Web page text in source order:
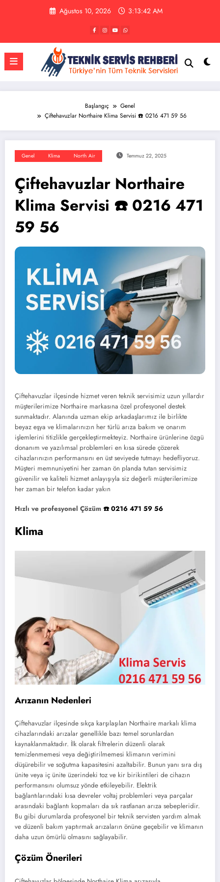
Ağustos 10, 2026 3:13:42 AM
Başlangıç
Genel
Çiftehavuzlar Northaire Klima Servisi ☎️ 0216 471 59 56
Genel Klima North Air Temmuz 22, 2025
Çiftehavuzlar Northaire
Klima Servisi ☎️ 0216 471
59 56
Çiftehavuzlar ilçesinde hizmet veren teknik servisimiz uzun yıllardır
müşterilerimize Northaire markasına özel profesyonel destek
sunmaktadır. Alanında uzman ekip arkadaşlarımız ile birlikte
beyaz eşya ve klimalarınızın her türlü arıza bakım ve onarım
işlemlerini titizlikle gerçekleştirmekteyiz. Northaire ürünlerine özgü
donanım ve yazılımsal problemleri en kısa sürede çözerek
cihazlarınızın performansını en üst seviyede tutmayı hedefliyoruz.
Müşteri memnuniyetini her zaman ön planda tutan servisimiz
güvenilir ve kaliteli hizmet anlayışıyla siz değerli müşterilerimize
her zaman bir telefon kadar yakın
Hızlı ve profesyonel Çözüm ☎️ 0216 471 59 56
Klima
Arızanın Nedenleri
Çiftehavuzlar ilçesinde sıkça karşılaşılan Northaire markalı klima
cihazlarındaki arızalar genellikle bazı temel sorunlardan
kaynaklanmaktadır. İlk olarak filtrelerin düzenli olarak
temizlenmemesi veya değiştirilmemesi klimanın verimini
düşürebilir ve soğutma kapasitesini azaltabilir. Bunun yanı sıra dış
ünite veya iç ünite üzerindeki toz ve kir birikintileri de cihazın
performansını olumsuz yönde etkileyebilir. Elektrik
bağlantılarındaki kısa devreler voltaj problemleri veya parçalar
arasındaki bağlantı kopmaları da sık rastlanan arıza sebepleridir.
Bu gibi durumlarda profesyonel bir teknik servisten yardım almak
ve düzenli bakım yaptırmak arızaların önüne geçebilir ve klimanın
daha uzun ömürlü olmasını sağlayabilir.
Çözüm Önerileri